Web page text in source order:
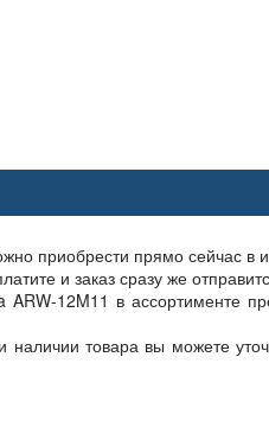
приобрести прямо сейчас в
и заказ сразу же
ARW-12M11 в ассортименте
товара вы можете